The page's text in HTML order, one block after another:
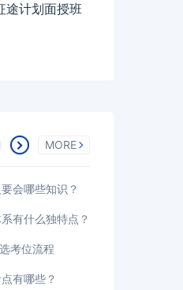
途计划面授班
MORE
会哪些知识？
有什么独特点？
考位流程
有哪些？